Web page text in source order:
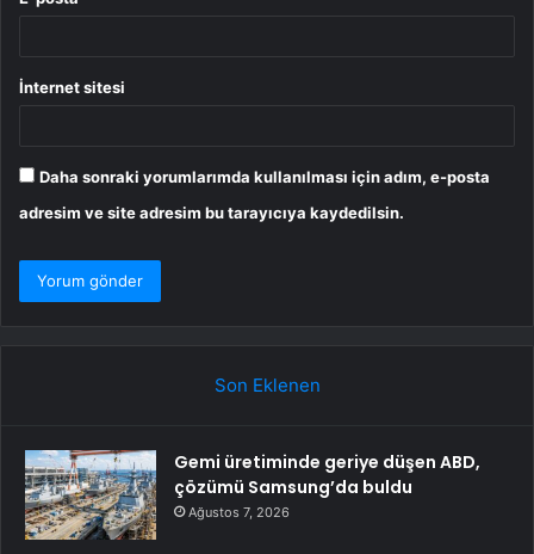
İnternet sitesi
Daha sonraki yorumlarımda kullanılması için adım, e-posta
adresim ve site adresim bu tarayıcıya kaydedilsin.
Son Eklenen
Gemi üretiminde geriye düşen ABD,
çözümü Samsung’da buldu
Ağustos 7, 2026